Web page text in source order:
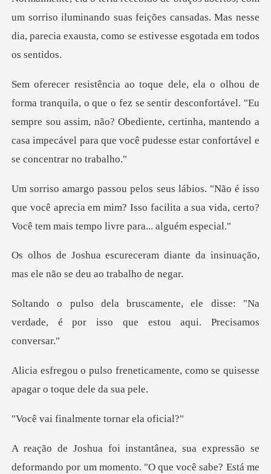
orriso iluminando suas feições cansadas. Mas nesse
dia, parec
se sentir desconfortável. "Eu
sempre sou assim, não? Obediente, certinha, mantendo a
que você aprecia em mim? Isso facilita a sua vida, cer
diante da insinuação,
mas ele n
le disse: "Na
verdade, é por isso qu
icamente, como se quisesse
apa
almente torna
deformando por um momento. "O que você sabe? Está m